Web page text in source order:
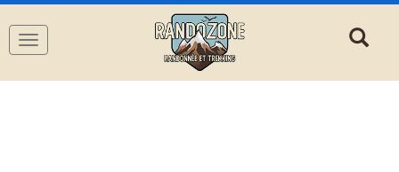
Navigation